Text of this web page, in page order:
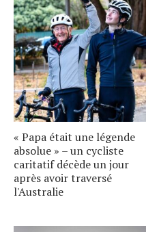
« Papa était une légende
absolue » – un cycliste
caritatif décède un jour
après avoir traversé
l'Australie